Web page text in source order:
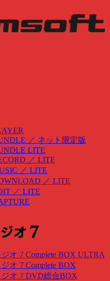
／ ネット限定版
LITE
／ LITE
／ LITE
／ LITE
／ LITE
オ 7 Complete BOX ULTRA
オ 7 Complete BOX
オ 7 DVD総合BOX